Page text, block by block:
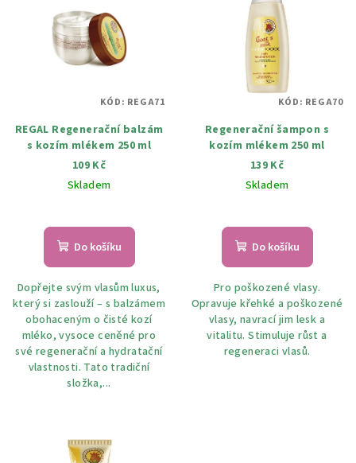
REGAL Regenerační balzám
s kozím mlékem 250 ml
109 Kč
Skladem
Do košíku
Dopřejte svým vlasům luxus,
který si zaslouží – s balzámem
obohaceným o čisté kozí
mléko, vysoce ceněné pro
své regenerační a hydratační
vlastnosti. Tato tradiční
složka,...
KÓD: REGA71
Regenerační šampon s
kozím mlékem 250 ml
139 Kč
Skladem
Do košíku
Pro poškozené vlasy.
Opravuje křehké a poškozené
vlasy, navrací jim lesk a
vitalitu. Stimuluje růst a
regeneraci vlasů.
KÓD: REGA70